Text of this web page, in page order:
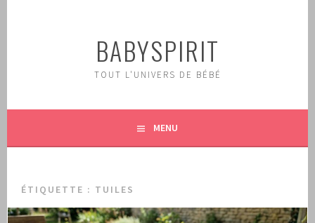
BABYSPIRIT
TOUT L'UNIVERS DE BÉBÉ
MENU
ÉTIQUETTE : TUILES